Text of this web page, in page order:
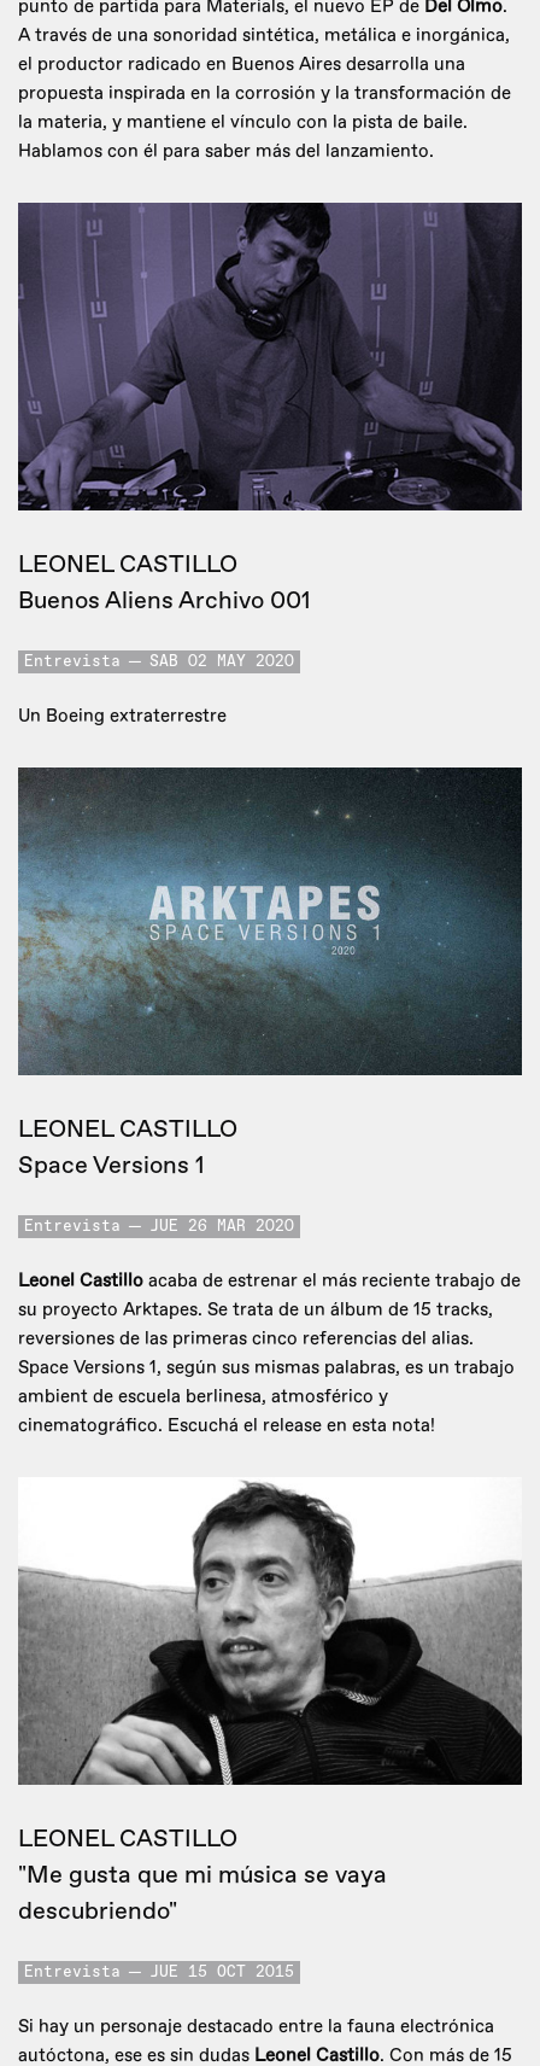
punto de partida para Materials, el nuevo EP de Del Olmo.
A través de una sonoridad sintética, metálica e inorgánica,
el productor radicado en Buenos Aires desarrolla una
propuesta inspirada en la corrosión y la transformación de
la materia, y mantiene el vínculo con la pista de baile.
Hablamos con él para saber más del lanzamiento.
LEONEL CASTILLO
Buenos Aliens Archivo 001
Entrevista SAB 02 MAY 2020
Un Boeing extraterrestre
LEONEL CASTILLO
Space Versions 1
Entrevista JUE 26 MAR 2020
Leonel Castillo acaba de estrenar el más reciente trabajo de
su proyecto Arktapes. Se trata de un álbum de 15 tracks,
reversiones de las primeras cinco referencias del alias.
Space Versions 1, según sus mismas palabras, es un trabajo
ambient de escuela berlinesa, atmosférico y
cinematográfico. Escuchá el release en esta nota!
LEONEL CASTILLO
"Me gusta que mi música se vaya
descubriendo"
Entrevista JUE 15 OCT 2015
Si hay un personaje destacado entre la fauna electrónica
autóctona, ese es sin dudas Leonel Castillo. Con más de 15